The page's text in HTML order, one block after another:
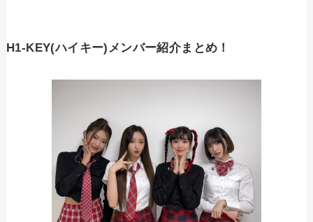
H1-KEY(ハイキー)メンバー紹介まとめ！